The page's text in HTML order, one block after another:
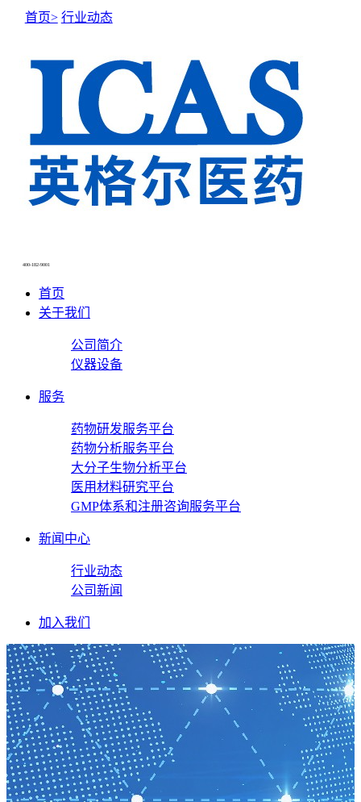
400-182-9001
首页
关于我们
公司简介
仪器设备
服务
药物研发服务平台
药物分析服务平台
大分子生物分析平台
医用材料研究平台
GMP体系和注册咨询服务平台
新闻中心
行业动态
公司新闻
加入我们
NEWS CENTER
首页> 行业动态